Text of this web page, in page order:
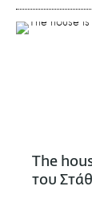
The
του